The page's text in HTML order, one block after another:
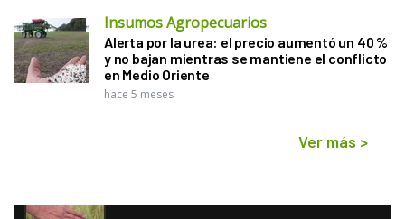
Insumos Agropecuarios
Alerta por la urea: el precio aumentó un 40 %
y no bajan mientras se mantiene el conflicto
en Medio Oriente
hace 5 meses
Ver más >